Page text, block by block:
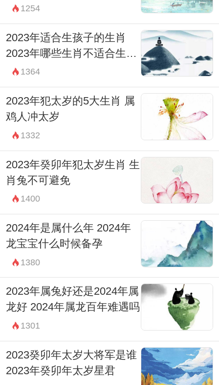
1254
2023年适合生孩子的生肖
2023年哪些生肖不适合生孩
子 1364
2023年犯太岁的5大生肖 属
鸡人冲太岁
1332
2023年癸卯年犯太岁生肖 生
肖兔不可避免
1400
2024年是属什么年 2024年
龙宝宝什么时候备孕
1380
2023年属兔好还是2024年属
龙好 2024年属龙百年难遇吗
1301
2023癸卯年太岁大将军是谁
2023年癸卯年太岁星君